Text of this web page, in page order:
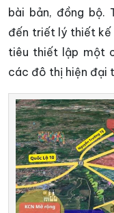
bài bản, đồng bộ.
đến triết lý thiết kế
tiêu thiết lập một
các đô thị hiện đại